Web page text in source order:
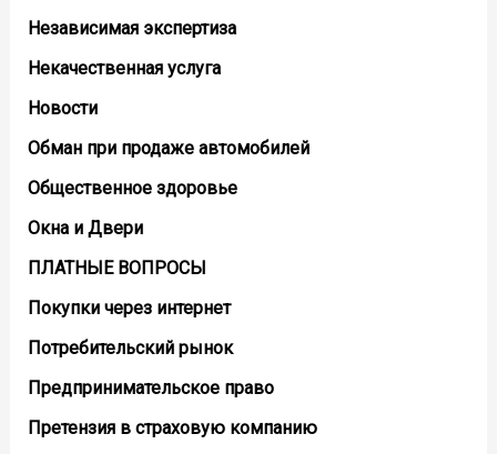
Независимая экспертиза
Некачественная услуга
Новости
Обман при продаже автомобилей
Общественное здоровье
Окна и Двери
ПЛАТНЫЕ ВОПРОСЫ
Покупки через интернет
Потребительский рынок
Предпринимательское право
Претензия в страховую компанию